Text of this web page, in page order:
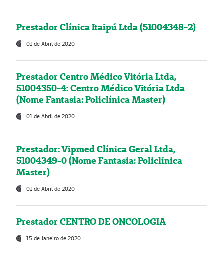
Prestador Clínica Itaipú Ltda (51004348-2)
01 de Abril de 2020
Prestador Centro Médico Vitória Ltda,
51004350-4: Centro Médico Vitória Ltda
(Nome Fantasia: Policlínica Master)
01 de Abril de 2020
Prestador: Vipmed Clínica Geral Ltda,
51004349-0 (Nome Fantasia: Policlínica
Master)
01 de Abril de 2020
Prestador CENTRO DE ONCOLOGIA
15 de Janeiro de 2020